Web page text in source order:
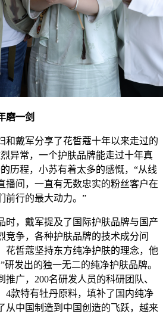
磨一剑
戴军分享了花皙蔻十年以来走过的
异常，一个护肤品牌能走过十年真
历程，小苏有着太多的感慨，“从线
播间，一直有无数忠实的粉丝客户在
前行的最大动力。”
，戴军提及了国际护肤品牌与国产
竞争，各种护肤品牌的技术成分问
花皙蔻坚持东方纯净护肤的理念，他
研发出的独一无二的纯净护肤品牌。
广，200名研发人员的科研团队、
4款特有牡丹原料，填补了国内纯净
从中国制造到中国创造的飞跃，越来